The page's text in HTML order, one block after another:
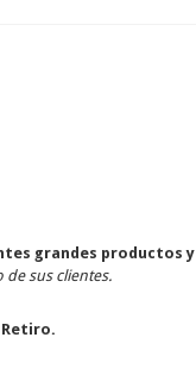
grandes productos y
de sus clientes.
Retiro.